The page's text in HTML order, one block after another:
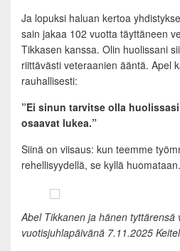
Ja lopuksi haluan kertoa
sain jakaa 102 vuotta täyttäneen
Tikkasen kanssa. Olin huolissani
riittävästi veteraanien ääntä. Apel
rauhallisesti:
”Ei sinun tarvitse olla
osaavat lukea.”
Siinä on viisaus: kun teemme
rehellisyydellä, se kyllä huomataan.
Abel Tikkanen ja hänen tyttärensä
vuotisjuhlapäivänä 7.11.2025